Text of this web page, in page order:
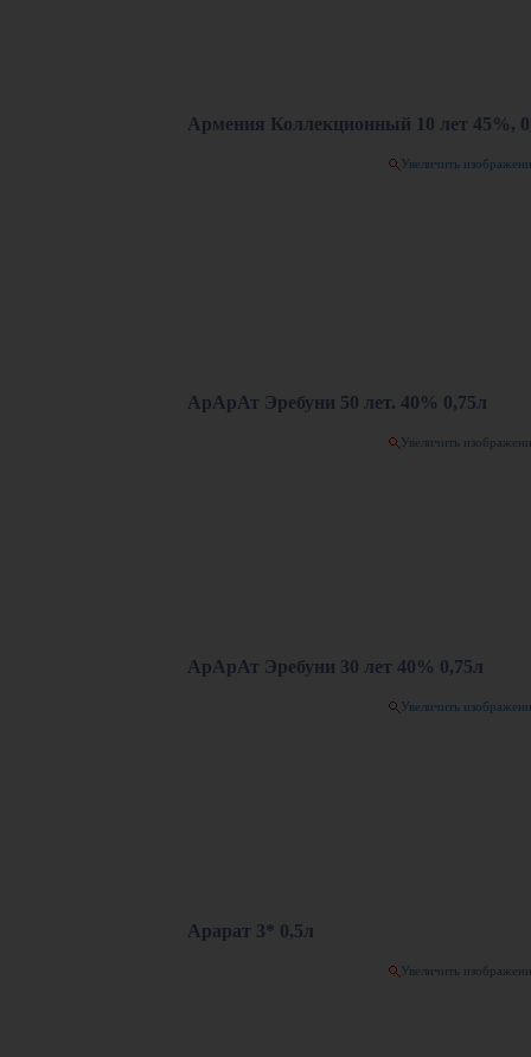
Армения Коллекционный 10 лет 45%,
Увеличить
АрАрАт Эребуни 50 лет. 40% 0,75л
Увеличить
АрАрАт Эребуни 30 лет 40% 0,75л
Увеличить
Арарат 3* 0,5л
Увеличить